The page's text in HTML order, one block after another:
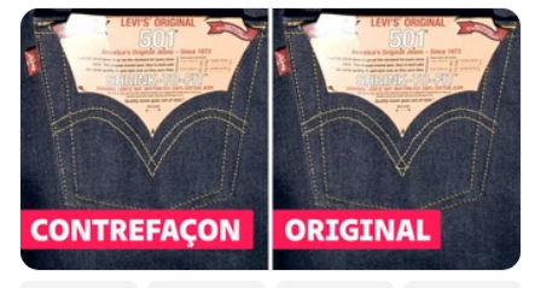
les acteurs peuvent aller très loin pour interpréter un rôle.